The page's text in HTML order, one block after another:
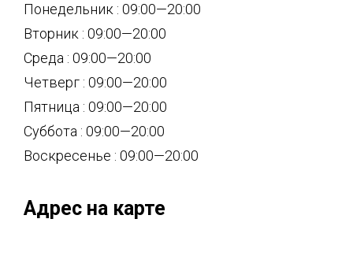
Понедельник : 09:00—20:00
Вторник : 09:00—20:00
Среда : 09:00—20:00
Четверг : 09:00—20:00
Пятница : 09:00—20:00
Суббота : 09:00—20:00
Воскресенье : 09:00—20:00
Адрес на карте